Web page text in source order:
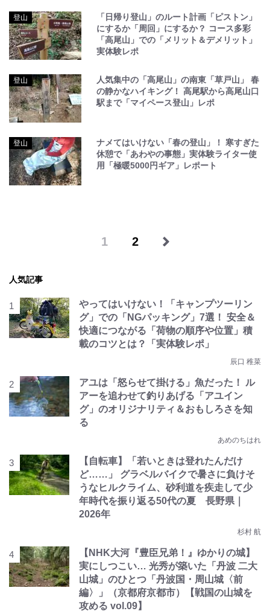
登山
「日帰り登山」のルート計画「ピストン」
にするか「周回」にするか？ コース多彩
「高尾山」での「メリット＆デメリット」
実体験レポ
登山
人気集中の「高尾山」の南東「草戸山」 春
の静かなハイキング！ 高尾駅から高尾山口
駅まで「マイペース登山」レポ
登山
ナメてはいけない「春の登山」！ 寒すぎた
休憩で「あわやの事態」実体験ライター使
用「極暖5000円ギア」レポート
1 2
人気記事
やってはいけない！「キャンプツーリン
グ」での「NGパッキング」7選！ 安全＆
快適につながる「荷物の順序や位置」積
載のコツとは？「実体験レポ」
辰口 稚菜
アユは「怒らせて掛ける」魚だった！ ル
アーを追わせて釣りあげる「アユイン
グ」のオリジナリティ＆おもしろさを知
る
あめのちはれ
【自転車】「若いときは登れたんだけ
ど……」 グラベルバイクで暑さに負けそ
うなヒルクライム、砂利道を疾走して少
年時代を振り返る50代の夏 長野県｜
2026年
杉村 航
【NHK大河『豊臣兄弟！』ゆかりの城】
実にしつこい… 光秀が築いた「丹波 二大
山城」のひとつ「丹波国・周山城〈前
編〉」（京都府京都市）【戦国の山城を
攻める vol.09】